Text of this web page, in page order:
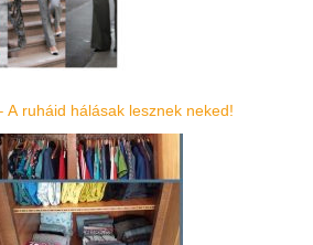
A ruháid hálásak lesznek neked!